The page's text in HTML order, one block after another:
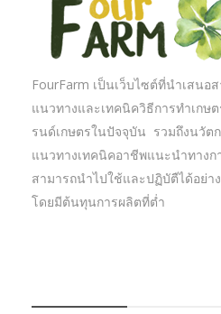
FourFarm เป็นเว็บไซต์ที่นำเสนอ
แนวทางและเทคนิควิธีการทำเกษ
รนด์เกษตรในปัจจุบัน รวมถึงนวัต
แนวทางเทคนิคอาชีพแนะนำทางก
สามารถนำไปใช้และปฏิบัตืได้อย่า
โดยมีต้นทุนการผลิตที่ต่ำ